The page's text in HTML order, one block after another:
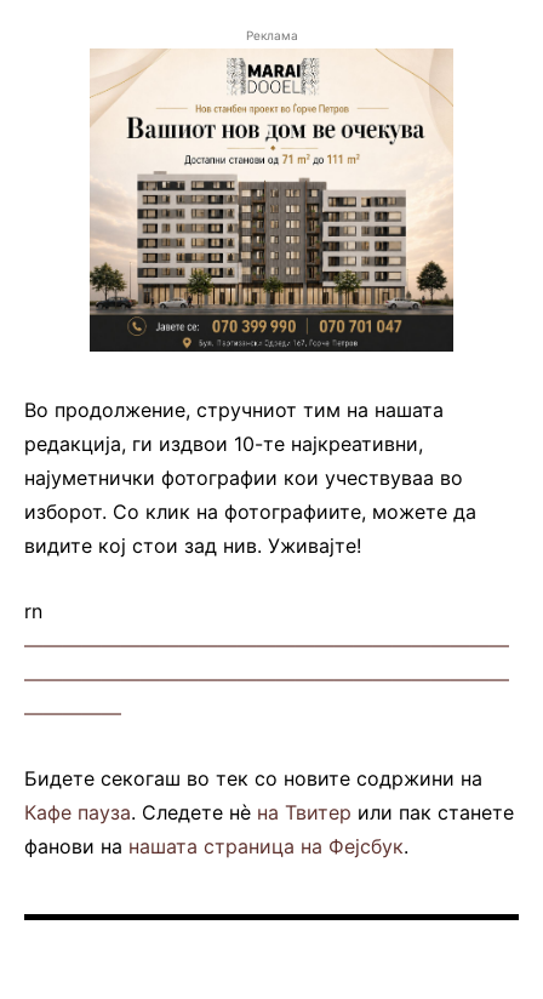
Реклама
Во продолжение, стручниот тим на нашата
редакција, ги издвои 10-те најкреативни,
најуметнички фотографии кои учествуваа во
изборот. Со клик на фотографиите, можете да
видите кој стои зад нив. Уживајте!
rn
—————————————————————————
—————————————————————————
—————
Бидете секогаш во тек со новите содржини на
Кафе пауза. Следете нè на Твитер или пак станете
фанови на нашата страница на Фејсбук.